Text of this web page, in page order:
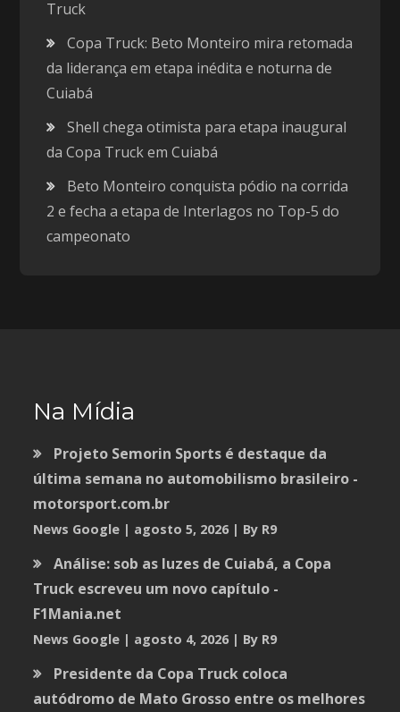
Truck
Copa Truck: Beto Monteiro mira retomada
da liderança em etapa inédita e noturna de
Cuiabá
Shell chega otimista para etapa inaugural
da Copa Truck em Cuiabá
Beto Monteiro conquista pódio na corrida
2 e fecha a etapa de Interlagos no Top-5 do
campeonato
Na Mídia
Projeto Semorin Sports é destaque da
última semana no automobilismo brasileiro -
motorsport.com.br
News Google agosto 5, 2026 By R9
Análise: sob as luzes de Cuiabá, a Copa
Truck escreveu um novo capítulo -
F1Mania.net
News Google agosto 4, 2026 By R9
Presidente da Copa Truck coloca
autódromo de Mato Grosso entre os melhores